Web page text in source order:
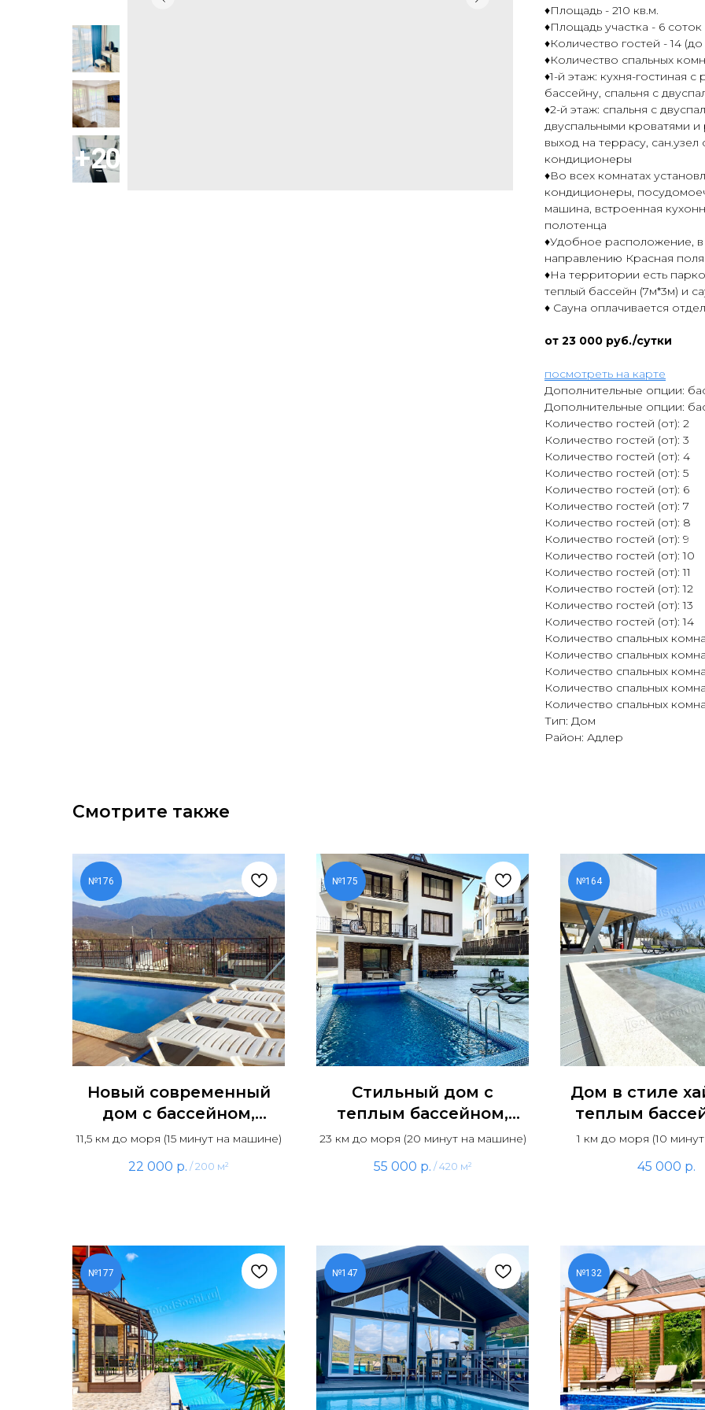
♦Площадь - 210 кв.м.
♦Площадь участка - 6 соток
♦Количество гостей - 14
♦Количество спальных
♦1-й этаж: кухня-гостиная
бассейну, спальня с
♦2-й этаж: спальня с
двуспальными кроватями
выход на террасу,
кондиционеры
♦Во всех комнатах
кондиционеры,
машина, встроенная
полотенца
♦Удобное расположение, в
направлению Красная
♦На территории есть
теплый бассейн (7м*3м) и
♦ Сауна оплачивается
от 23 000 руб./сутки
посмотреть на карте
Дополнительные опции:
Дополнительные опции:
Количество гостей (от): 2
Количество гостей (от): 3
Количество гостей (от): 4
Количество гостей (от): 5
Количество гостей (от): 6
Количество гостей (от): 7
Количество гостей (от): 8
Количество гостей (от): 9
Количество гостей (от): 10
Количество гостей (от): 11
Количество гостей (от): 12
Количество гостей (от): 13
Количество гостей (от): 14
Количество спальных
Количество спальных
Количество спальных
Количество спальных
Количество спальных
Тип: Дом
Район: Адлер
Смотрите также
№176
Новый современный
дом с бассейном,
сауной и панорамным
видом на горы
11,5 км до моря (15 минут на машине)
22 000 р. / 200 м²
№175
Стильный дом с
теплым бассейном,
сауной и панорамным
видом на горы
23 км до моря (20 минут на машине)
55 000 р. / 420 м²
№164
Дом в стиле
теплым
видом на
1 км до моря (10
45 000 р.
№177 №147 №132